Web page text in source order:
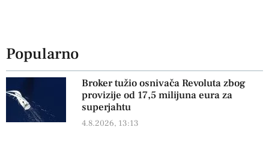
Popularno
Broker tužio osnivača Revoluta zbog
provizije od 17,5 milijuna eura za
superjahtu
4.8.2026, 13:13